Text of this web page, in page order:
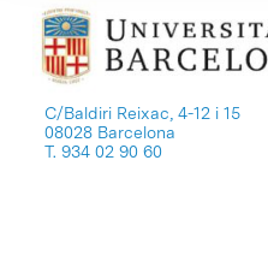
C/Baldiri Reixac, 4-12 i 15
08028 Barcelona
T. 934 02 90 60